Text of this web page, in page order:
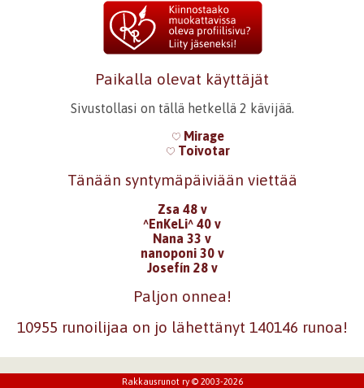
Paikalla olevat käyttäjät
Sivustollasi on tällä hetkellä 2 kävijää.
Mirage
Toivotar
Tänään syntymäpäiviään viettää
Zsa 48 v
^EnKeLi^ 40 v
Nana 33 v
nanoponi 30 v
Josefín 28 v
Paljon onnea!
10955 runoilijaa on jo lähettänyt 140146 runoa!
Rakkausrunot ry © 2003-2026